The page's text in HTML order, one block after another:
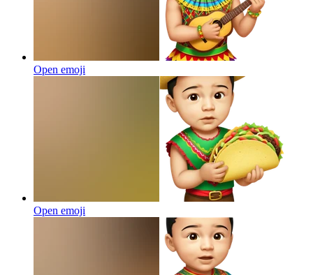
Open emoji
Open emoji